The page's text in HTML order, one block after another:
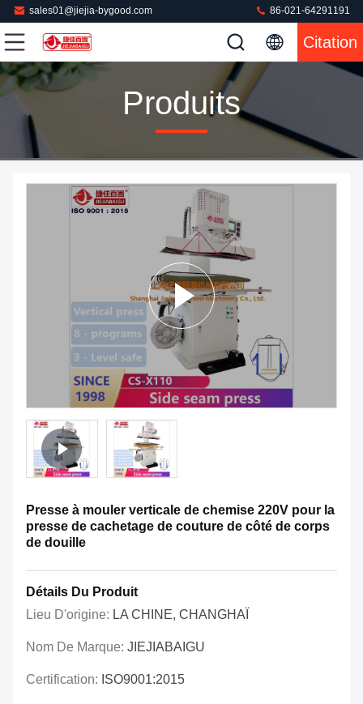
sales01@jiejia-bygood.com 86-021-64291191
Citation
Produits
Presse à mouler verticale de chemise 220V pour la
presse de cachetage de couture de côté de corps
de douille
Détails Du Produit
Lieu D'origine: LA CHINE, CHANGHAÏ
Nom De Marque: JIEJIABAIGU
Certification: ISO9001:2015